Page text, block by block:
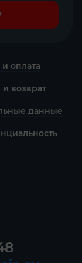
оплата
и возврат
данные